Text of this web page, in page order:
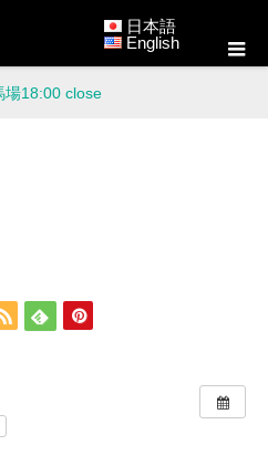
日本語
English
場18:00 close